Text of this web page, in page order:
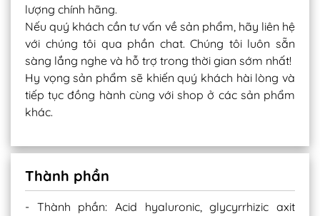
lượng chính hãng.
Nếu quý khách cần tư vấn về sản phẩm, hãy liên hệ
với chúng tôi qua phần chat. Chúng tôi luôn sẵn
sàng lắng nghe và hỗ trợ trong thời gian sớm nhất!
Hy vọng sản phẩm sẽ khiến quý khách hài lòng và
tiếp tục đồng hành cùng với shop ở các sản phẩm
khác.
Thành phần
- Thành phần: Acid hyaluronic, glycyrrhizic axit